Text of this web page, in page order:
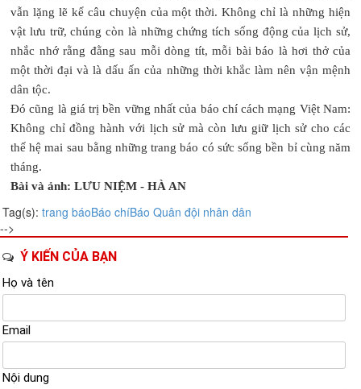
vẫn lặng lẽ kể câu chuyện của một thời. Không chỉ là những hiện
vật lưu trữ, chúng còn là những chứng tích sống động của lịch sử,
nhắc nhớ rằng đằng sau mỗi dòng tít, mỗi bài báo là hơi thở của
một thời đại và là dấu ấn của những thời khắc làm nên vận mệnh
dân tộc.
Đó cũng là giá trị bền vững nhất của báo chí cách mạng Việt Nam:
Không chỉ đồng hành với lịch sử mà còn lưu giữ lịch sử cho các
thế hệ mai sau bằng những trang báo có sức sống bền bỉ cùng năm
tháng.
Bài và ảnh: LƯU NIỆM - HÀ AN
Tag(s): trang báoBáo chíBáo Quân đội nhân dân
-->
Ý KIẾN CỦA BẠN
Họ và tên
Email
Nội dung